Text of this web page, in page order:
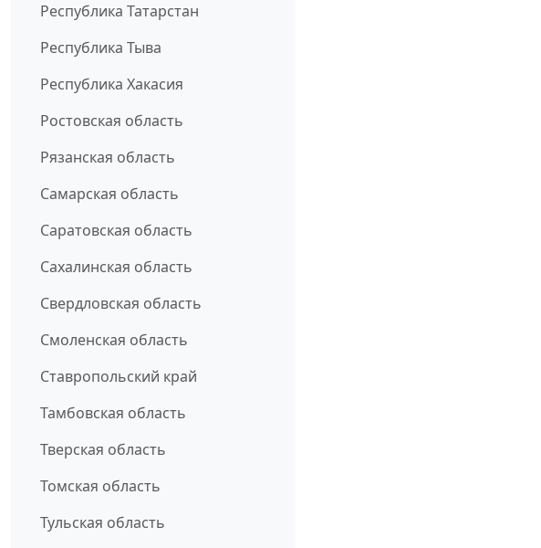
Республика Татарстан
Республика Тыва
Республика Хакасия
Ростовская область
Рязанская область
Самарская область
Саратовская область
Сахалинская область
Свердловская область
Смоленская область
Ставропольский край
Тамбовская область
Тверская область
Томская область
Тульская область